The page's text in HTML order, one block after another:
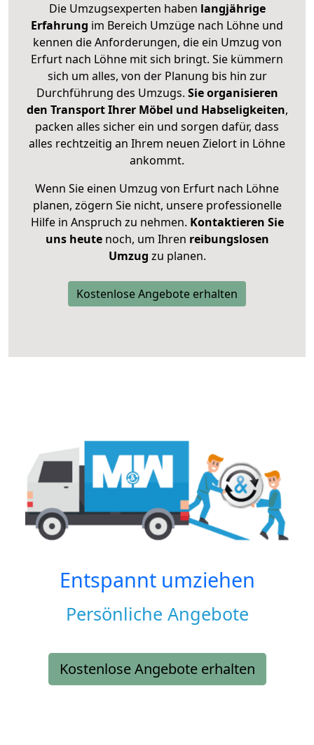
Die Umzugsexperten haben langjährige
Erfahrung im Bereich Umzüge nach Löhne und
kennen die Anforderungen, die ein Umzug von
Erfurt nach Löhne mit sich bringt. Sie kümmern
sich um alles, von der Planung bis hin zur
Durchführung des Umzugs. Sie organisieren
den Transport Ihrer Möbel und Habseligkeiten,
packen alles sicher ein und sorgen dafür, dass
alles rechtzeitig an Ihrem neuen Zielort in Löhne
ankommt.
Wenn Sie einen Umzug von Erfurt nach Löhne
planen, zögern Sie nicht, unsere professionelle
Hilfe in Anspruch zu nehmen. Kontaktieren Sie
uns heutenoch, um Ihren reibungslosen
Umzug zu planen.
Kostenlose Angebote erhalten
Entspannt umziehen
Persönliche Angebote
Kostenlose Angebote erhalten